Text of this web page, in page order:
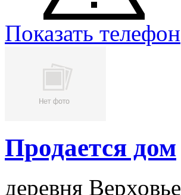
Показать телефон
Продается дом
деревня Верховье